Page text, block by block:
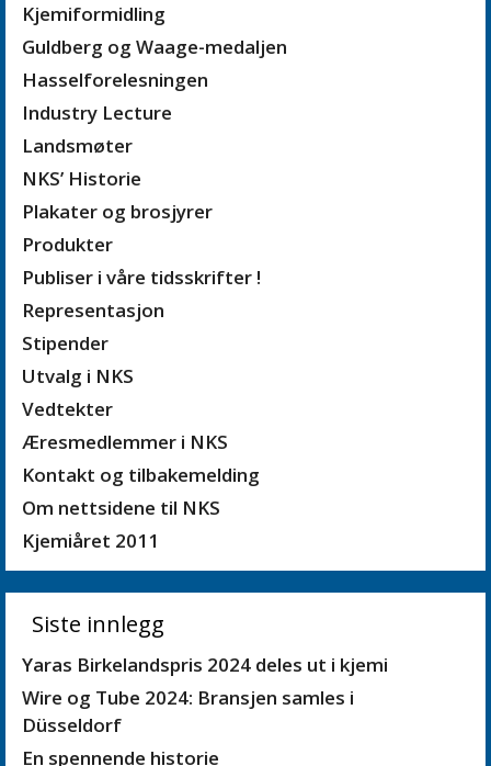
Kjemiformidling
Guldberg og Waage-medaljen
Hasselforelesningen
Industry Lecture
Landsmøter
NKS’ Historie
Plakater og brosjyrer
Produkter
Publiser i våre tidsskrifter !
Representasjon
Stipender
Utvalg i NKS
Vedtekter
Æresmedlemmer i NKS
Kontakt og tilbakemelding
Om nettsidene til NKS
Kjemiåret 2011
Siste innlegg
Yaras Birkelandspris 2024 deles ut i kjemi
Wire og Tube 2024: Bransjen samles i
Düsseldorf
En spennende historie